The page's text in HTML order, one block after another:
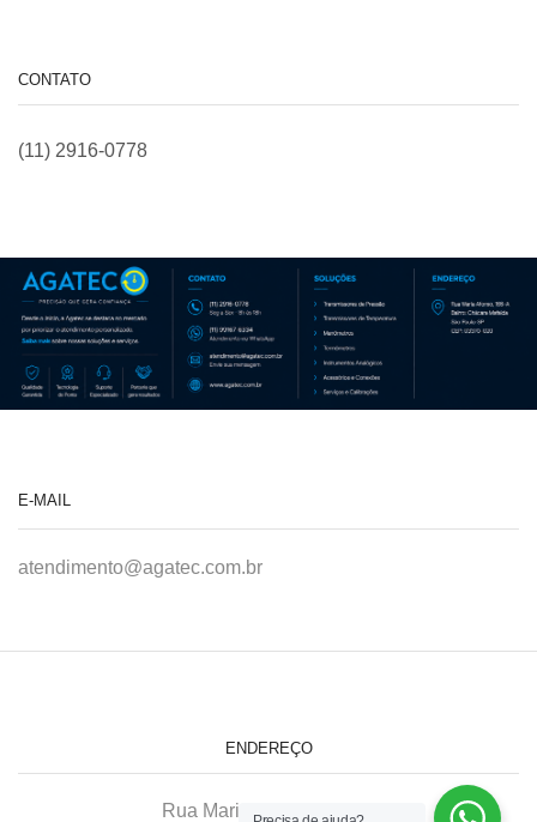
CONTATO
(11) 2916-0778
E-MAIL
atendimento@agatec.com.br
ENDEREÇO
Rua Maria Afonso, 166-A